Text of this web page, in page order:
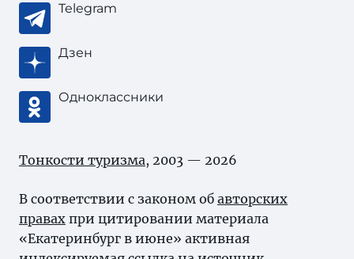
Telegram
Дзен
Одноклассники
Тонкости туризма, 2003 — 2026
В соответствии с законом об авторских
правах при цитировании материала
«Екатеринбург в июне» активная